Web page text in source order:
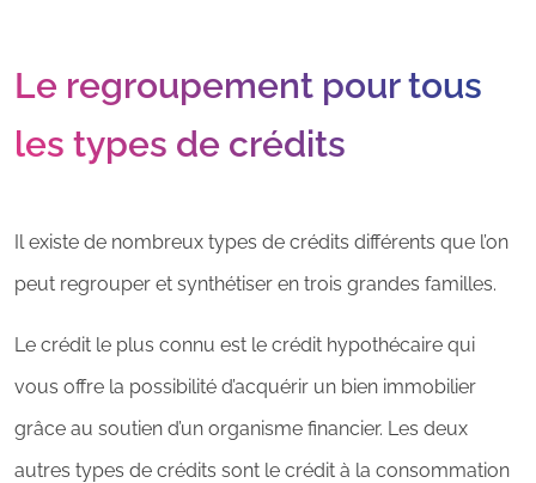
Le regroupement pour tous
les types de crédits
Il existe de nombreux types de crédits différents que l’on
peut regrouper et synthétiser en trois grandes familles.
Le crédit le plus connu est le crédit hypothécaire qui
vous offre la possibilité d’acquérir un bien immobilier
grâce au soutien d’un organisme financier. Les deux
autres types de crédits sont le crédit à la consommation